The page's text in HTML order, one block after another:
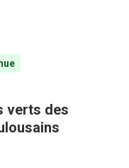
verts des